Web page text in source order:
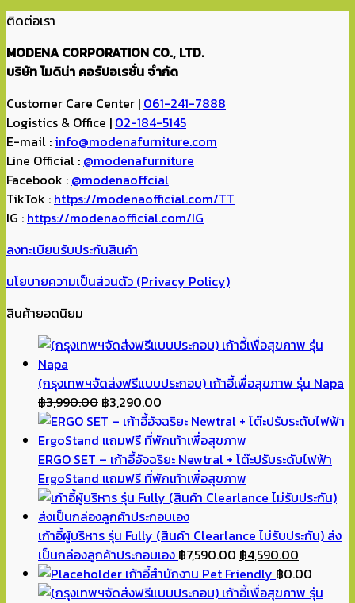
ติดต่อเรา
MODENA CORPORATION CO., LTD.
บริษัท โมดิน่า คอร์ปอเรชั่น จำกัด
Customer Care Center | 061-241-7888
Logistics & Office | 02-184-5145
E-mail : info@modenafurniture.com
Line Official : @modenafurniture
Facebook : @modenaoffcial
TikTok : https://modenaofficial.com/TT
IG : https://modenaofficial.com/IG
ลงทะเบียนรับประกันสินค้า
นโยบายความเป็นส่วนตัว (Privacy Policy)
สินค้ายอดนิยม
(กรุงเทพฯจัดส่งฟรีแบบประกอบ) เก้าอี้เพื่อสุขภาพ รุ่น Napa
฿3,990.00 Original
price
was:
฿3,990.00.
฿3,290.00
price
is:
฿3,290.00.
ERGO SET – เก้าอี้อัจฉริยะ Newtral + โต๊ะปรับระดับไฟฟ้า
ErgoStand แถมฟรี ที่พักเท้าเพื่อสุขภาพ
เก้าอี้ผู้บริหาร รุ่น Fully (สินค้า Clearlance ไม่รับประกัน) ส่ง
เป็นกล่องลูกค้าประกอบเอง฿7,590.00 Original
price
was:
฿4,590.00
price
is:
เก้าอี้สำนักงาน Pet Friendly ฿0.00